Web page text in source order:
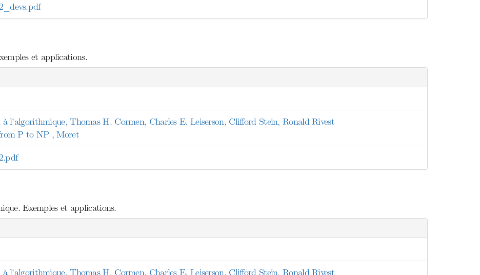
et applications.
l'algorithmique, Thomas H. Cormen, Charles E. Leiserson, Clifford Stein, Ronald Rivest
P to NP , Moret
Exemples et applications.
l'algorithmique, Thomas H. Cormen, Charles E. Leiserson, Clifford Stein, Ronald Rivest